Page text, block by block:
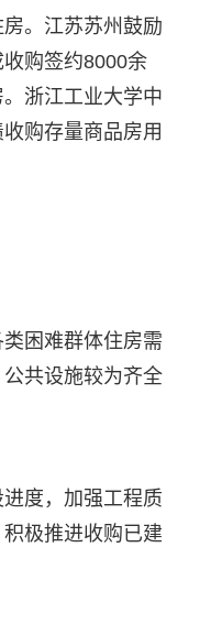
。江苏苏州鼓励
购签约8000余
浙江工业大学中
购存量商品房用
困难群体住房需
共设施较为齐全
度，加强工程质
极推进收购已建